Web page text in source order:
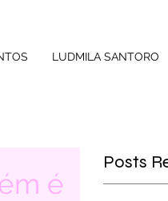
LUDMILA SANTORO
é
Posts